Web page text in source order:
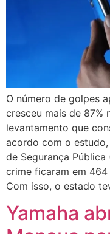
O número de golpes
cresceu mais de 87%
levantamento que
acordo com o
de Segurança
crime ficaram em
Com isso, o estado
Yamaha